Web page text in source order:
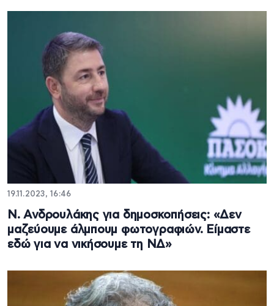
19.11.2023, 16:46
Ν. Ανδρουλάκης για δημοσκοπήσεις: «Δεν
μαζεύουμε άλμπουμ φωτογραφιών. Είμαστε
εδώ για να νικήσουμε τη ΝΔ»